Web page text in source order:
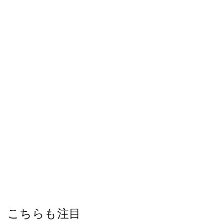
こちらも注目